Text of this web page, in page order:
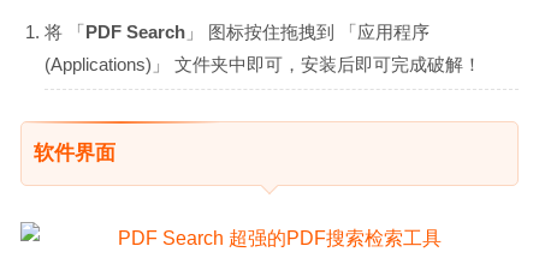
将 「PDF Search 」 图标按住拖拽到 「应用程序
(Applications)」 文件夹中即可，安装后即可完成破解！
软件界面